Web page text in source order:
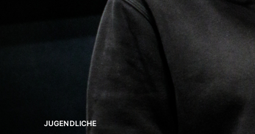
JUGENDLICHE